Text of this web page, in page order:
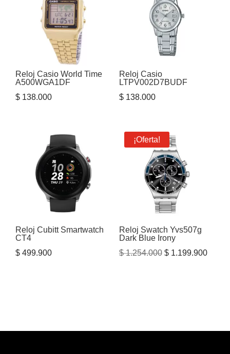
Reloj Casio World Time
A500WGA1DF
$ 138.000
Reloj Casio
LTPV002D7BUDF
$138.000
Reloj Cubitt Smartwatch
CT4
$ 499.900
¡Oferta!
Reloj Swatch Yvs507g
Dark Blue Irony
$1.254.000 El
$1.199.900El